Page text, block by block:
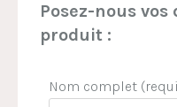
Posez-nous
produit :
Nom complet